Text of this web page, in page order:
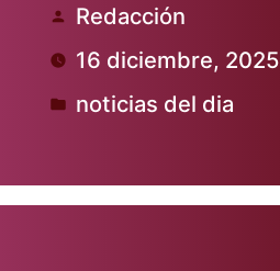
Publicado
por
Redacción
16 diciembre, 2025
Publicado
noticias del dia